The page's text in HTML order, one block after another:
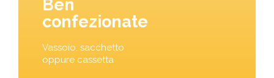
Ben
confezionate
Vassoio, sacchetto
oppure cassetta